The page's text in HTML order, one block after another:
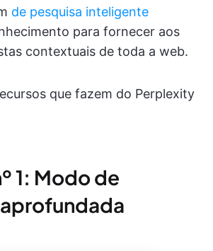
de pesquisa inteligente
para fornecer aos
contextuais de toda a web.
que fazem do Perplexity
1: Modo de